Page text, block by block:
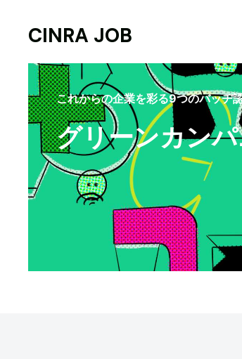
CINRA JOB
これからの企業を彩る9つのバッヂ
グリーンカン